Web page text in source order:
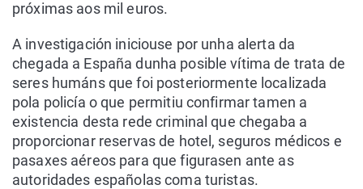
próximas aos mil euros.
A investigación iniciouse por unha alerta da
chegada a España dunha posible vítima de trata de
seres humáns que foi posteriormente localizada
pola policía o que permitiu confirmar tamen a
existencia desta rede criminal que chegaba a
proporcionar reservas de hotel, seguros médicos e
pasaxes aéreos para que figurasen ante as
autoridades españolas coma turistas.